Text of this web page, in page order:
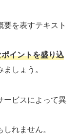
要を表すテキスト
イントを盛り込
ましょう。
ービスによって異
れません。